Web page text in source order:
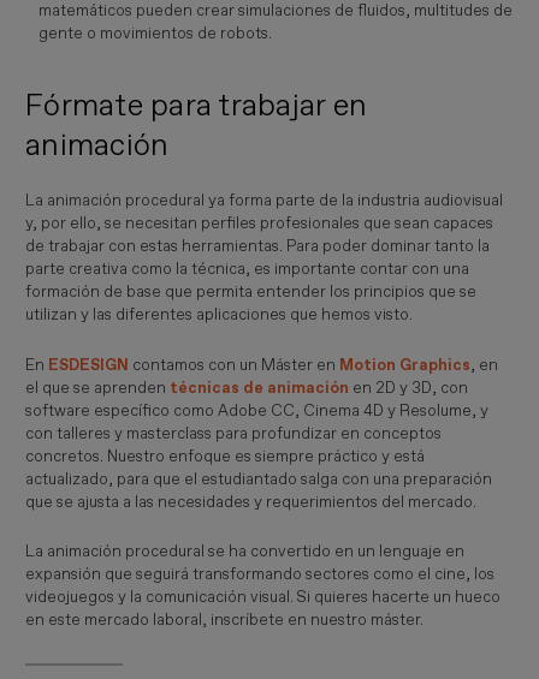
matemáticos pueden crear simulaciones de fluidos, multitudes de
gente o movimientos de robots.
Fórmate para trabajar en
animación
La animación procedural ya forma parte de la industria audiovisual
y, por ello, se necesitan perfiles profesionales que sean capaces
de trabajar con estas herramientas. Para poder dominar tanto la
parte creativa como la técnica, es importante contar con una
formación de base que permita entender los principios que se
utilizan y las diferentes aplicaciones que hemos visto.
En ESDESIGN contamos con un Máster en Motion Graphics, en
el que se aprenden técnicas de animación en 2D y 3D, con
software específico como Adobe CC, Cinema 4D y Resolume, y
con talleres y masterclass para profundizar en conceptos
concretos. Nuestro enfoque es siempre práctico y está
actualizado, para que el estudiantado salga con una preparación
que se ajusta a las necesidades y requerimientos del mercado.
La animación procedural se ha convertido en un lenguaje en
expansión que seguirá transformando sectores como el cine, los
videojuegos y la comunicación visual. Si quieres hacerte un hueco
en este mercado laboral, inscríbete en nuestro máster.